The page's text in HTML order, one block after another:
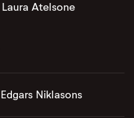
Laura Atelsone
Edgars Niklasons